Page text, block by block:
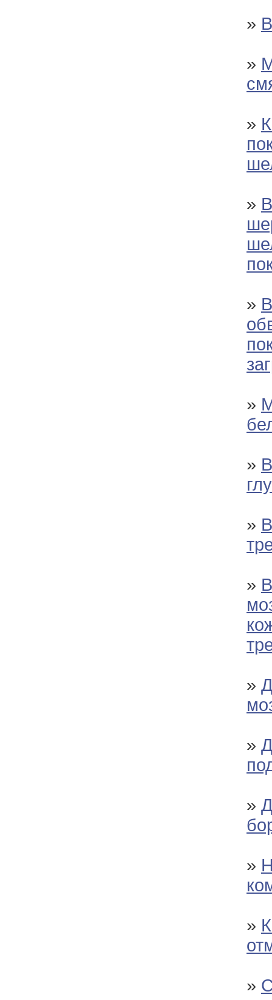
»
»
»
»
»
»
»
»
»
»
»
»
»
»
»